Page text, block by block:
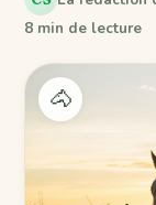
8 min de lecture
🐴